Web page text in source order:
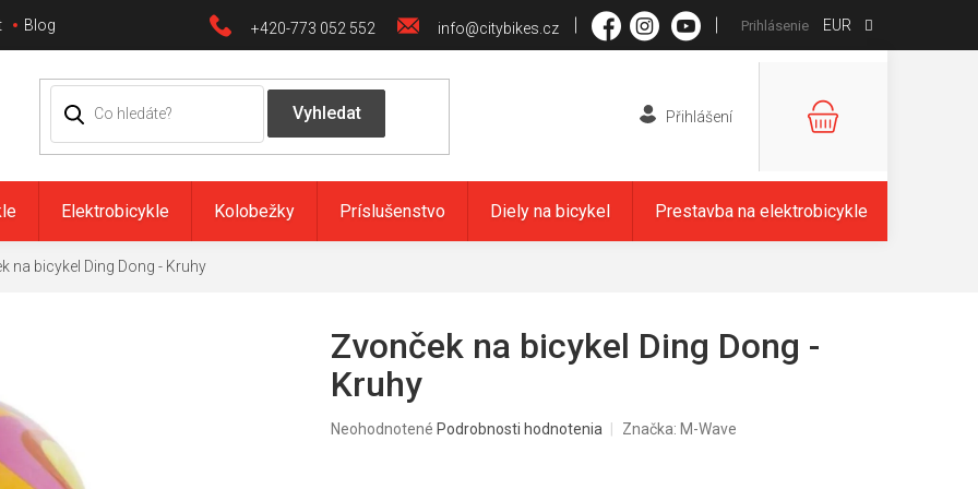
+420-773 052 552 info@citybikes.cz
Blog EUR
Prihlásenie
NÁKUPNÝ
Elektrobicykle Kolobežky Príslušenstvo Diely na bicykel Prestavba na elektrobicykle
na bicykel Ding Dong - Kruhy
Zvonček na bicykel Ding Dong -
Kruhy
Priemerné
Neohodnotené Podrobnosti hodnotenia Značka: M-Wave